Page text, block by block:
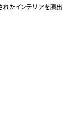
れたインテリアを演出